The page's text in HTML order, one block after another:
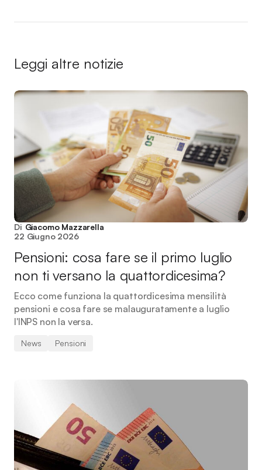
Leggi altre notizie
Di Giacomo Mazzarella
22 Giugno 2026
Pensioni: cosa fare se il primo luglio
non ti versano la quattordicesima?
Ecco come funziona la quattordicesima mensilità
pensioni e cosa fare se malauguratamente a luglio
l'INPS non la versa.
News Pensioni